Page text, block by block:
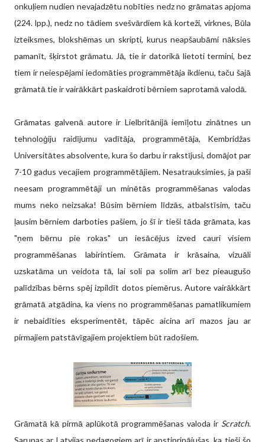
onkuļiem nudien nevajadzētu nobīties nedz no grāmatas apjoma
(224. lpp.), nedz no tādiem svešvārdiem kā korteži, virknes, Būla
izteiksmes, blokshēmas un skripti, kurus neapšaubāmi nāksies
pamanīt, šķirstot grāmatu. Jā, tie ir datorikā lietoti termini, bez
tiem ir neiespējami iedomāties programmētāja ikdienu, taču šajā
grāmatā tie ir vairākkārt paskaidrotibērniem saprotamā valodā.
Grāmatas galvenā autore ir Lielbritānijā iemīļotu zinātnes un
tehnoloģiju raidījumu vadītāja, programmētāja, Kembridžas
Universitātes absolvente, kura šo darbu ir rakstījusi, domājot par
7-10 gadus vecajiem programmētājiem. Nesatrauksimies, ja paši
neesam programmētāji un minētās programmēšanas valodas
mums neko neizsaka! Būsim bērniem līdzās, atbalstīsim, taču
ļausim bērniem darboties pašiem, jo šī ir tieši tāda grāmata, kas
"ņem bērnu pie rokas" un iesācējus izved cauri visiem
programmēšanas labirintiem. Grāmata ir krāsaina, vizuāli
uzskatāma un veidota tā, lai soli pa solim arī bez pieaugušo
palīdzības bērns spēj izpildīt dotos piemērus. Autore vairākkārt
grāmatā atgādina, ka viens no programmēšanas pamatlikumiem
ir nebaidīties eksperimentēt, tāpēc aicina arī mazos jau ar
pirmajiem patstāvīgajiem projektiem būt radošiem.
Grāmatā kā pirmā aplūkotā programmēšanas valoda ir Scratch.
Sarunas ar Latvijas pedagogiem arī ir apstiprinājušas, ka tieši šo